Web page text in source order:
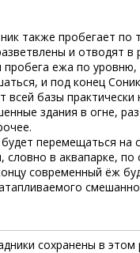
также пробегает по
и отводят в
пробега ежа по уровню,
и под конец
всей базы практически
здания в огне,
перемещаться на
словно в аквапарке,
современный ёж
сохранены в этом